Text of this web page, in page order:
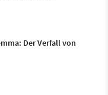
Der Verfall von